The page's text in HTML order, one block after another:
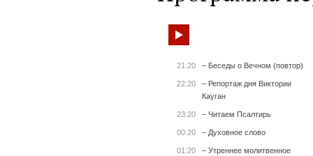
21:20 – Беседы о Вечном (повтор)
22:20
– Репортаж дня Виктории
Кауган
23:20 – Читаем Псалтирь
00:20 – Духовное слово
01:20
– Утреннее молитвенное